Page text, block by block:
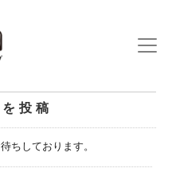
投稿
ちしております。